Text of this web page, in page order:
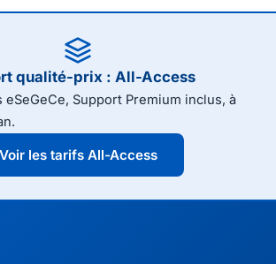
qualité-prix : All-Access
Support Premium inclus, à
Voir les tarifs All-Access